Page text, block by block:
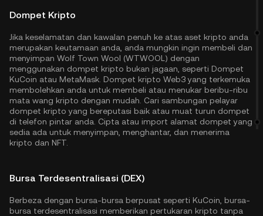
Dompet Kripto
Jika keselamatan dan kawalan penuh ke atas aset kripto anda
merupakan keutamaan anda, anda mungkin ingin membeli dan
menyimpan Wolf Town Wool (WTWOOL) dengan
menggunakan dompet kripto bukan jagaan, seperti Dompet
KuCoin atau MetaMask. Dompet kripto Web3 yang terkemuka
membolehkan anda untuk membeli atau menukar beribu-ribu
mata wang kripto dengan mudah. Cari sambungan pelayar
dompet kripto yang bereputasi baik atau muat turun dompet
di telefon pintar anda. Cipta atau import alamat dompet yang
sedia ada untuk menyimpan, menghantar, dan menerima
kripto dan NFT.
Bursa Terdesentralisasi (DEX)
Berbeza dengan bursa-bursa berpusat seperti KuCoin, bursa-
bursa terdesentralisasi memberikan pertukaran kripto tanpa